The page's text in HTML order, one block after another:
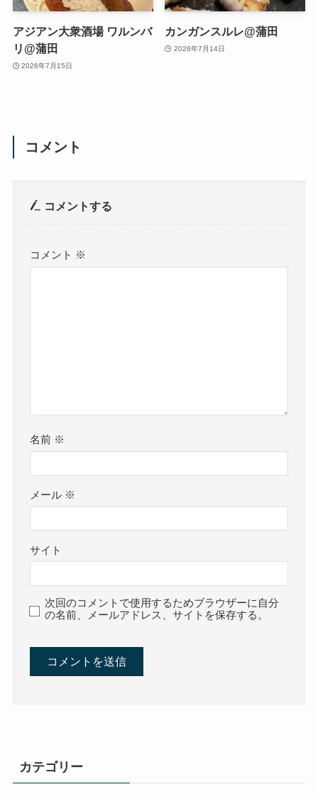
アジアン大衆酒場 ワルンバ
リ@蒲田
2026年7月15日
カンガンスルレ@蒲田
2026年7月14日
コメント
コメントする
コメント ※
名前 ※
メール ※
サイト
次回のコメントで使用するためブラウザーに自分
の名前、メールアドレス、サイトを保存する。
カテゴリー